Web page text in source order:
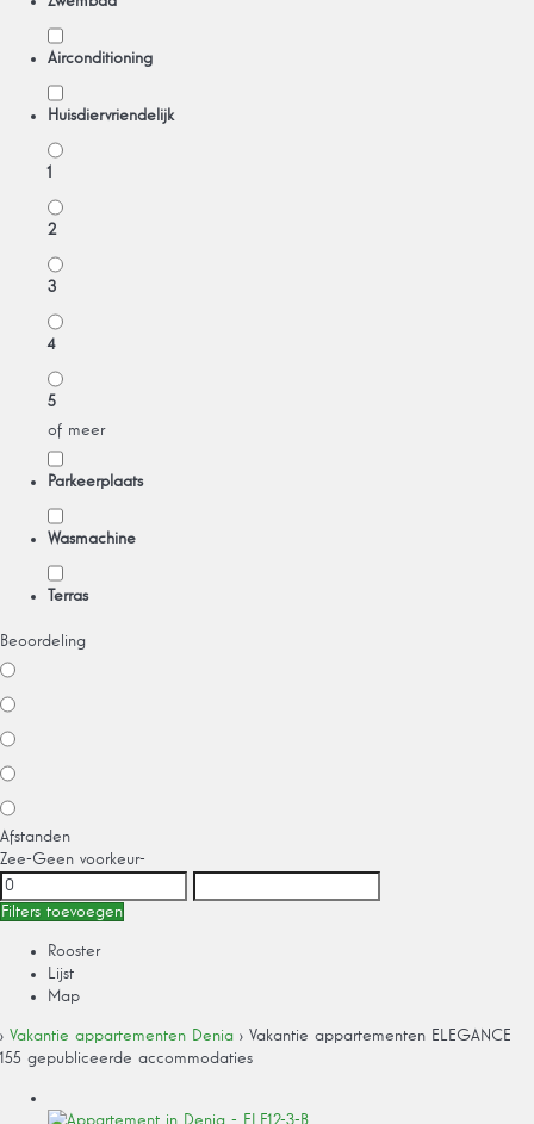
Airconditioning
Huisdiervriendelijk
1
2
3
4
5
of meer
Parkeerplaats
Wasmachine
Terras
Beoordeling
Afstanden
Zee-Geen voorkeur-
Filters toevoegen
Rooster
Lijst
Map
› Vakantie appartementen Denia › Vakantie appartementen ELEGANCE
155 gepubliceerde accommodaties